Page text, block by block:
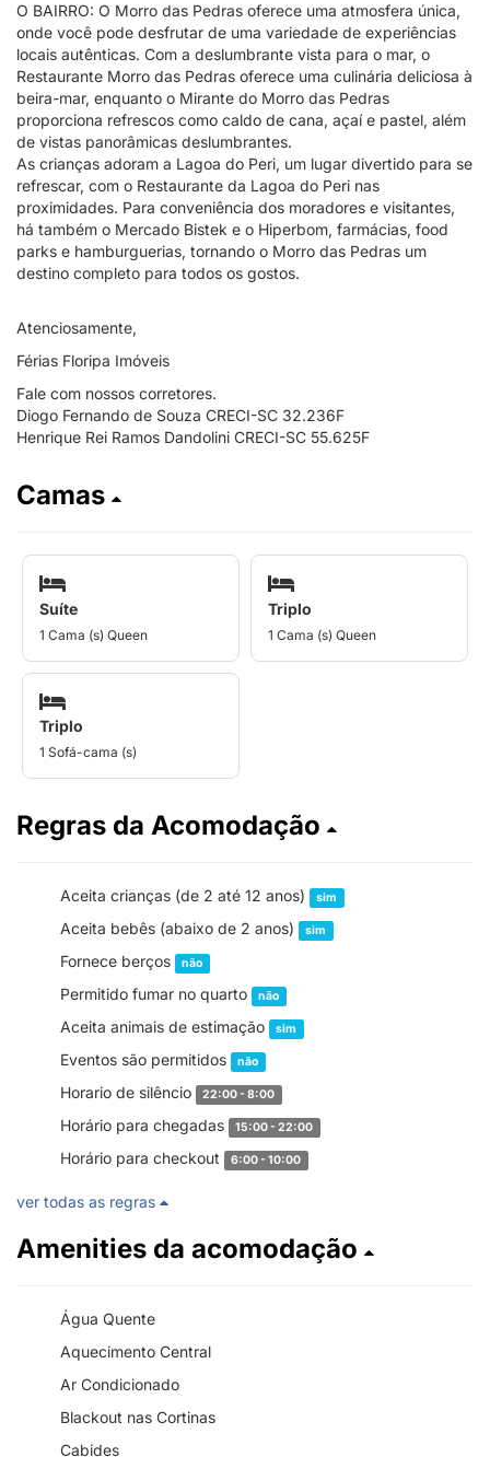
O BAIRRO: O Morro das Pedras oferece uma atmosfera única,
onde você pode desfrutar de uma variedade de experiências
locais autênticas. Com a deslumbrante vista para o mar, o
Restaurante Morro das Pedras oferece uma culinária deliciosa à
beira-mar, enquanto o Mirante do Morro das Pedras
proporciona refrescos como caldo de cana, açaí e pastel, além
de vistas panorâmicas deslumbrantes.
As crianças adoram a Lagoa do Peri, um lugar divertido para se
refrescar, com o Restaurante da Lagoa do Peri nas
proximidades. Para conveniência dos moradores e visitantes,
há também o Mercado Bistek e o Hiperbom, farmácias, food
parks e hamburguerias, tornando o Morro das Pedras um
destino completo para todos os gostos.
Atenciosamente,
Férias Floripa Imóveis
Fale com nossos corretores.
Diogo Fernando de Souza CRECI-SC 32.236F
Henrique Rei Ramos Dandolini CRECI-SC 55.625F
Camas
Suíte
1 Cama (s) Queen
Triplo
1 Cama (s) Queen
Triplo
1 Sofá-cama (s)
Regras da Acomodação
Aceita crianças (de 2 até 12 anos) sim
Aceita bebês (abaixo de 2 anos) sim
Fornece berços não
Permitido fumar no quarto não
Aceita animais de estimação sim
Eventos são permitidos não
Horario de silêncio 22:00 - 8:00
Horário para chegadas 15:00 - 22:00
Horário para checkout 6:00 - 10:00
ver todas as regras
Amenities da acomodação
Água Quente
Aquecimento Central
Ar Condicionado
Blackout nas Cortinas
Cabides